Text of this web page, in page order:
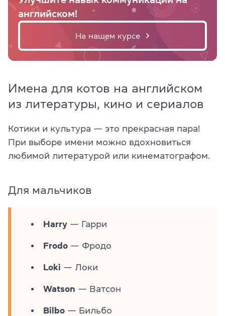
английском!
На нашем курсе
Имена для котов на английском
из литературы, кино и сериалов
Котики и культура — это прекрасная пара!
При выборе имени можно вдохновиться
любимой литературой или кинематографом.
Для мальчиков
Harry — Гарри
Frodo — Фродо
Loki — Локи
Watson — Ватсон
Bilbo — Бильбо